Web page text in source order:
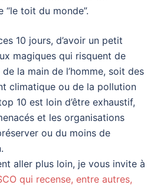
toit du monde”.
10 jours, d’avoir un petit
magiques qui risquent de
la main de l’homme, soit des
climatique ou de la pollution
10 est loin d’être exhaustif,
et les organisations
ou du moins de
aller plus loin, je vous invite à
qui recense, entre autres,